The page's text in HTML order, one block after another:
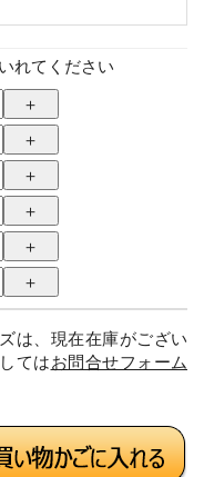
れてください
は、現在在庫がござい
てはお問合せフォーム